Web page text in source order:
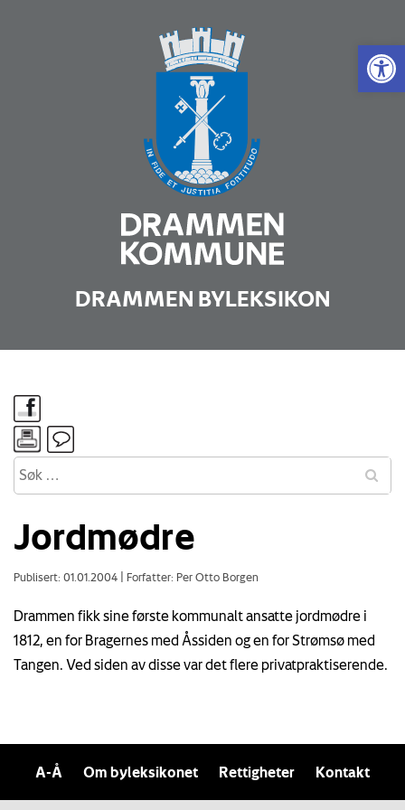
Vis
DRAMMEN BYLEKSIKON
Jordmødre
Publisert: 01.01.2004 Forfatter: Per Otto Borgen
Drammen fikk sine første kommunalt ansatte jordmødre i
1812, en for Bragernes med Åssiden og en for Strømsø med
Tangen. Ved siden av disse var det flere privatpraktiserende.
A-Å Om byleksikonet Rettigheter Kontakt